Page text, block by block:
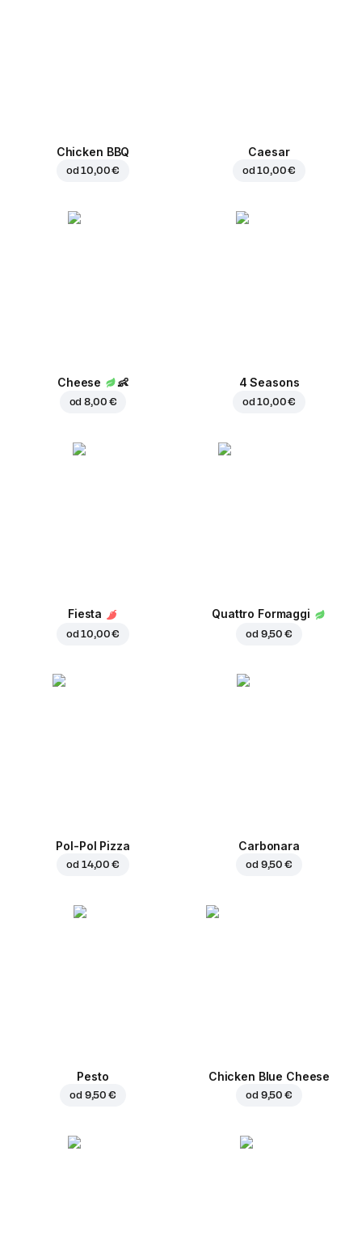
Chicken BBQ
od10,00 €
Caesar
od10,00 €
Cheese 👶
od8,00 €
4 Seasons
od10,00 €
Fiesta
od10,00 €
Quattro Formaggi
od 9,50 €
Pol-Pol Pizza
od 14,00 €
Carbonara
od 9,50 €
Pesto
od 9,50 €
Chicken Blue Cheese
od 9,50 €